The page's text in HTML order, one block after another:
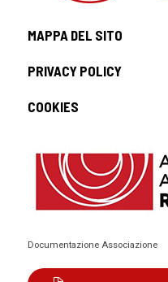
MAPPA DEL SITO
PRIVACY POLICY
COOKIES
Documentazione Associazione